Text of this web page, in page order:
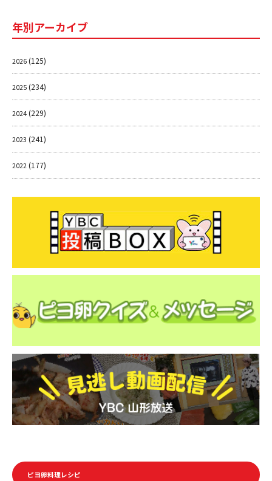
年別アーカイブ
2026(125)
2025(234)
2024(229)
2023 (241)
2022(177)
ピヨ卵料理レシピ